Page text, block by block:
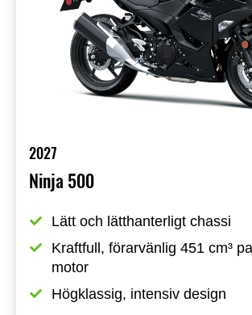
2027
Ninja 500
Lätt och lätthanterligt chassi
Kraftfull, förarvänlig 451 cm³
motor
Högklassig, intensiv design